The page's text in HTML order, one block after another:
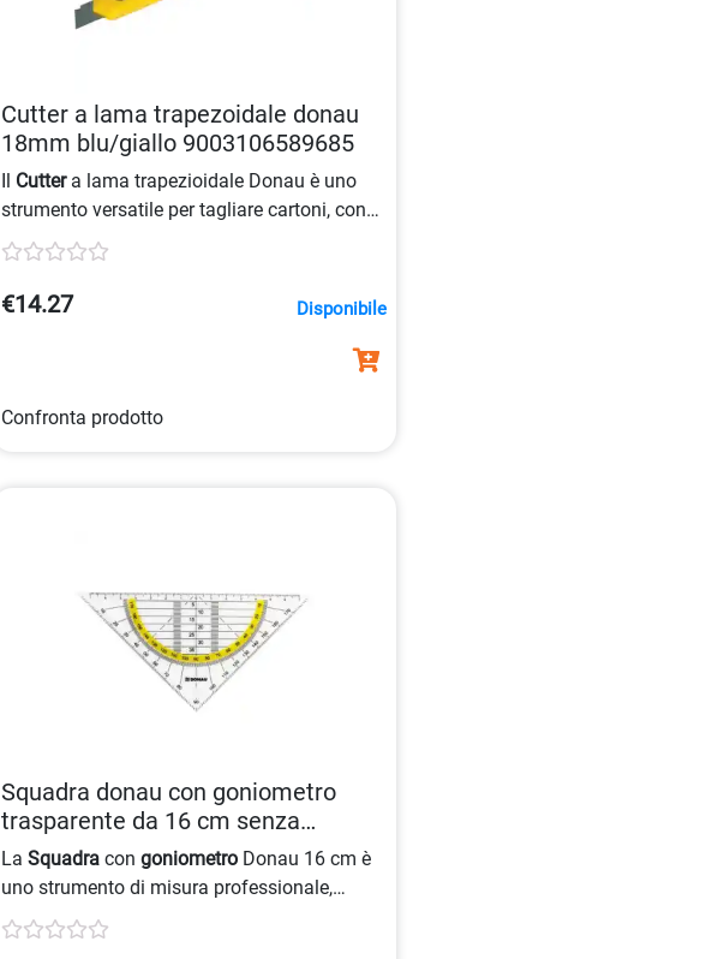
Cutter a lama trapezoidale donau
18mm blu/giallo 9003106589685
Il Cuttera lama trapezioidale Donau è uno
strumento versatile per tagliare cartoni, con
lama a scatto
lama sicuro, presentato in un pratico
blu e giallo
€14.27 Disponibile
Confronta prodotto
Squadra donau con goniometro
trasparente da 16 cm senza
impugnatura 9004546388470
LaSquadra congoniometro Donau 16 cm è
uno strumento di misura professionale,
senza impugnatura, a 45 gradi e trasparente,
ideale per misurare angoli con precisione